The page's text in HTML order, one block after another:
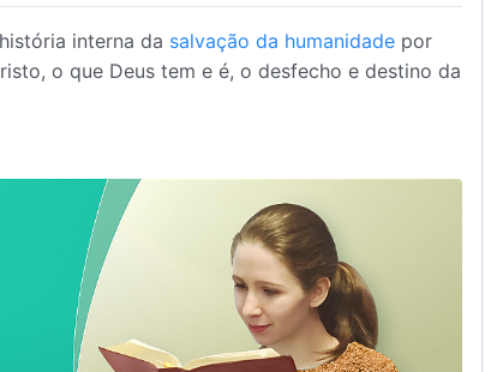
interna da salvação da humanidade por
o que Deus tem e é, o desfecho e destino da